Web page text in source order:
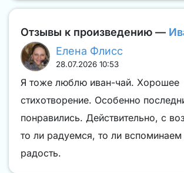
Отзывы к произведению —
Елена Флисс
28.07.2026 10:53
Я тоже люблю иван-чай. Хорошее
стихотворение. Особенно
понравились. Действительно, с
то ли радуемся, то ли
радость.